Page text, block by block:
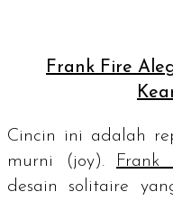
Frank Fire
Cincin ini adalah
murni ( joy). Frank
desain solitaire